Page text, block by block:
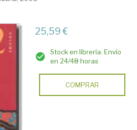
25,59 €
Stock en librería. Envío
en 24/48 horas
COMPRAR